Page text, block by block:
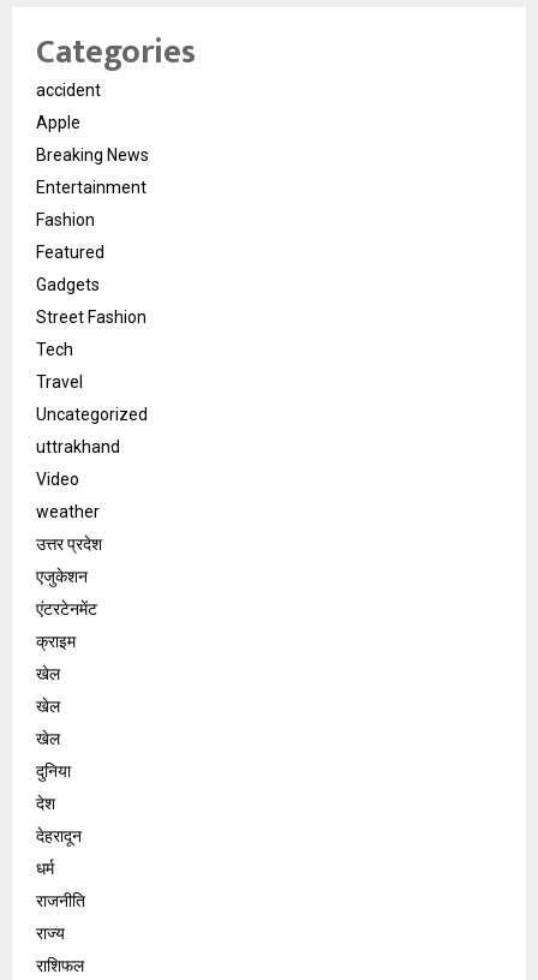
Categories
accident
Apple
Breaking News
Entertainment
Fashion
Featured
Gadgets
Street Fashion
Tech
Travel
Uncategorized
uttrakhand
Video
weather
उत्तर प्रदेश
एजुकेशन
एंटरटेनमेंट
क्राइम
खेल
खेल
खेल
दुनिया
देश
देहरादून
धर्म
राजनीति
राज्य
राशिफल